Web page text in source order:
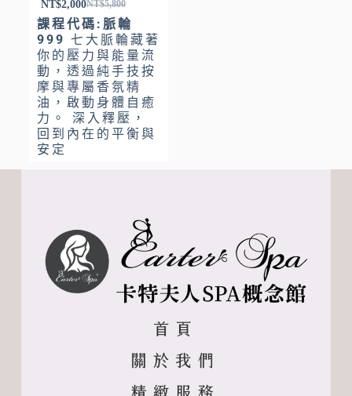
NT$5,800
NT$2,000
課程代碼:脈輪
999 七大脈輪藏著
你的壓力與能量流
動，透過純手技按
摩與專屬香氛精
油，啟動身體自癒
力。 深入釋壓，
回到內在的平衡與
安定